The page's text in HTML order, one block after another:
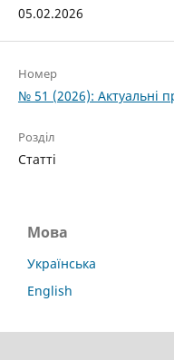
05.02.2026
Номер
№ 51 (2026): Актуальні
Розділ
Статті
Мова
Українська
English